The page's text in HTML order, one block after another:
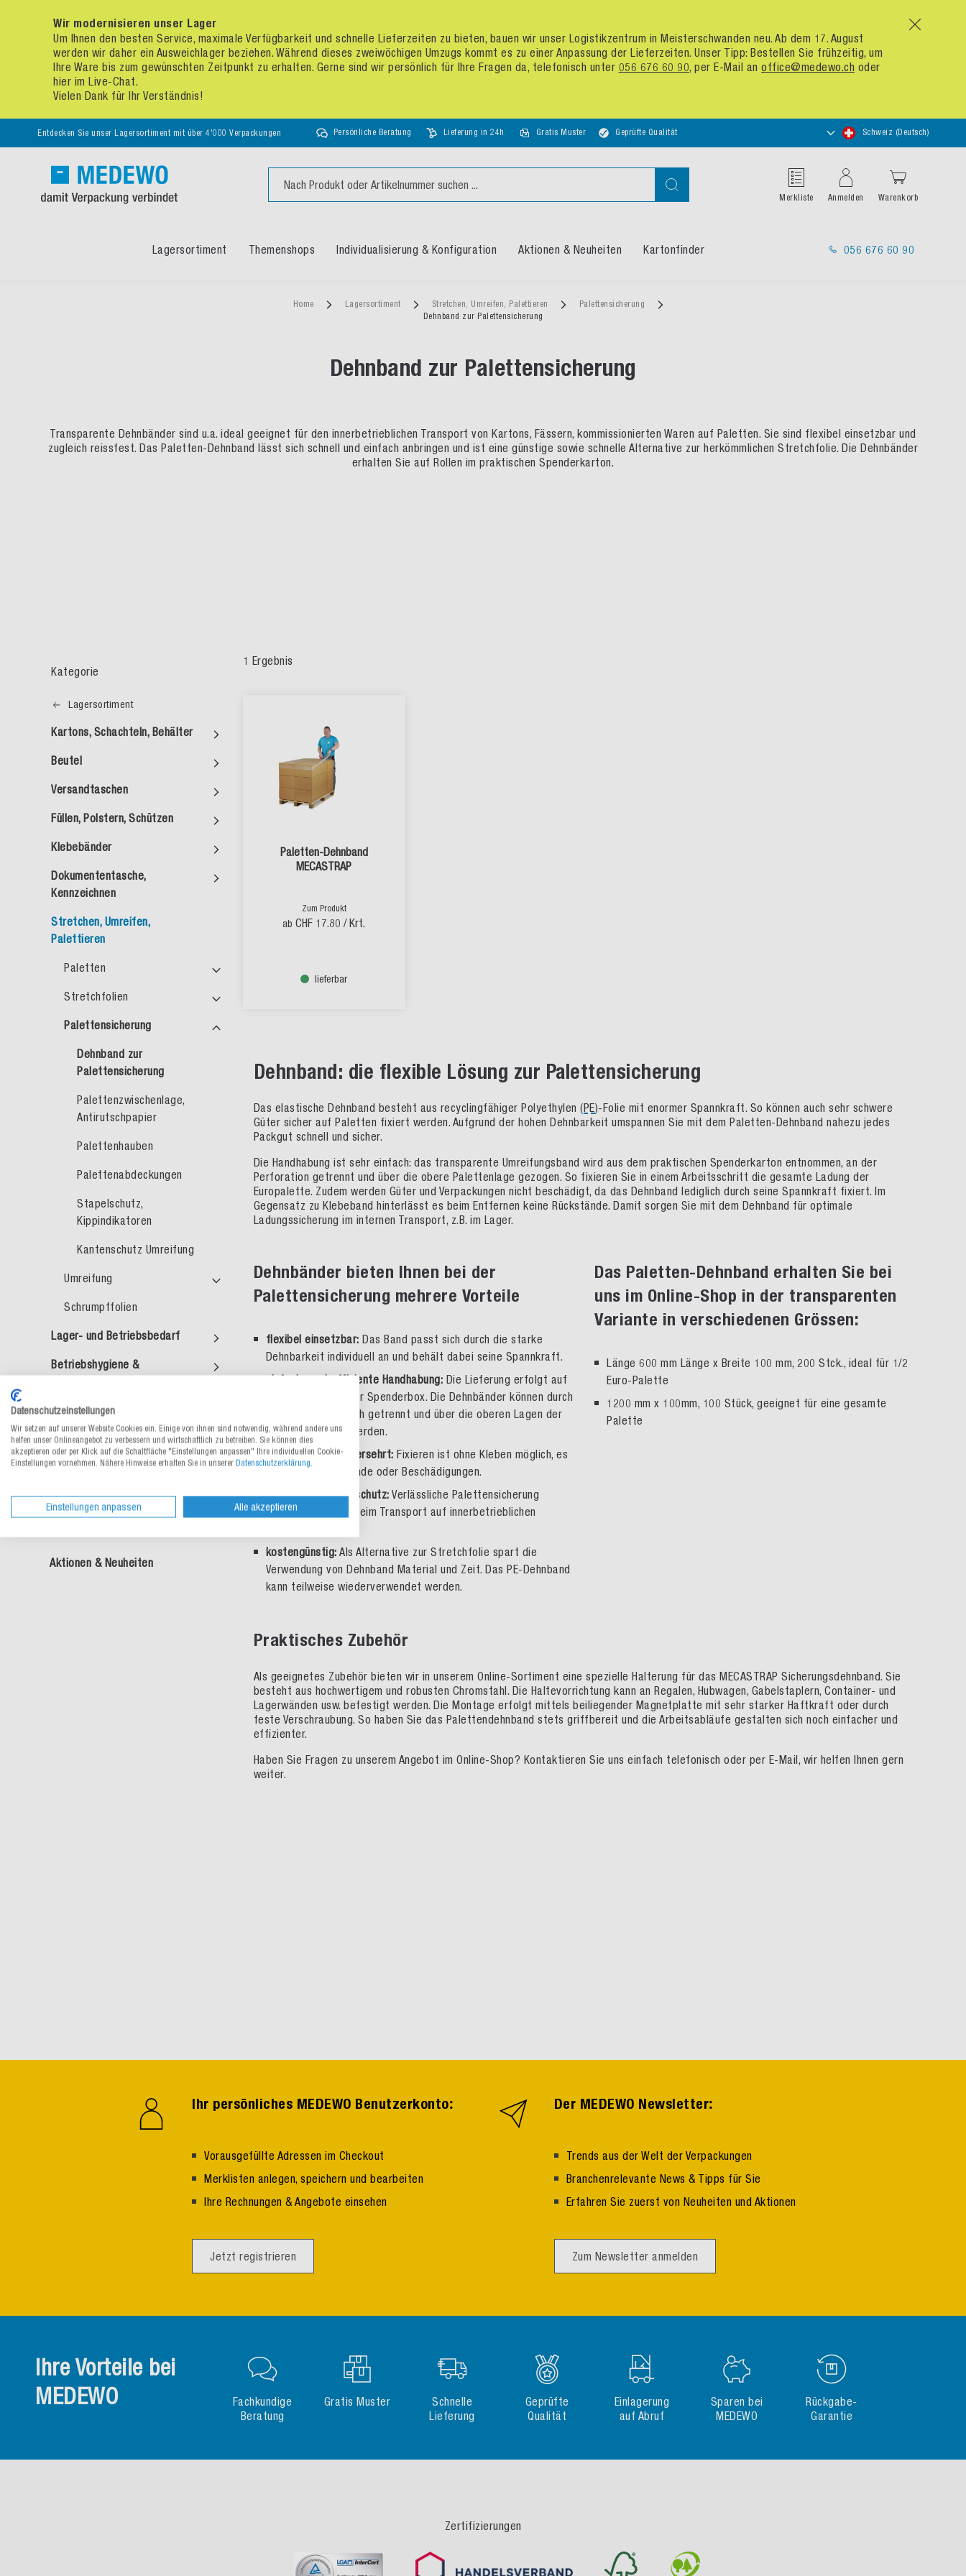
x
Wir modernisieren unser Lager
Um Ihnen den besten Service, maximale Verfügbarkeit und schnelle Lieferzeiten zu bieten, bauen wir unser Logistikzentrum in Meisterschwanden neu. Ab dem 17. August
werden wir daher ein Ausweichlager beziehen. Während dieses zweiwöchigen Umzugs kommt es zu einer Anpassung der Lieferzeiten. Unser Tipp: Bestellen Sie frühzeitig, um
Ihre Ware bis zum gewünschten Zeitpunkt zu erhalten. Gerne sind wir persönlich für Ihre Fragen da, telefonisch unter 056 676 60 90, per E-Mail an office@medewo.ch oder
hier im Live-Chat.
Vielen Dank für Ihr Verständnis!
Entdecken Sie unser Lagersortiment mit über 4'000 Verpackungen Persönliche Beratung Lieferung in 24h Gratis Muster Geprüfte Qualität
Store
auswählen
Schweiz (Deutsch)
Suche
Merkliste Anmelden Warenkorb
Lagersortiment Themenshops Individualisierung & Konfiguration Aktionen & Neuheiten Kartonfinder 056 676 60 90
Home Lagersortiment Stretchen, Umreifen, Palettieren
Palettensicherung
Dehnband zur Palettensicherung
Dehnband zur Palettensicherung
Transparente Dehnbänder sind u.a. ideal geeignet für den innerbetrieblichen Transport von Kartons, Fässern, kommissionierten Waren auf Paletten. Sie sind flexibel einsetzbar und
zugleich reissfest. Das Paletten-Dehnband lässt sich schnell und einfach anbringen und ist eine günstige sowie schnelle Alternative zur herkömmlichen Stretchfolie. Die Dehnbänder
erhalten Sie auf Rollen im praktischen Spenderkarton.
1 Ergebnis
Paletten-Dehnband
MECASTRAP
Zum Produkt
ab CHF 17.80 / Krt.
lieferbar
Dehnband: die flexible Lösung zur Palettensicherung
Das elastische Dehnband besteht aus recyclingfähiger Polyethylen (PE)-Folie mit enormer Spannkraft. So können auch sehr schwere
Güter sicher auf Paletten fixiert werden. Aufgrund der hohen Dehnbarkeit umspannen Sie mit dem Paletten-Dehnband nahezu jedes
Packgut schnell und sicher.
Die Handhabung ist sehr einfach: das transparente Umreifungsband wird aus dem praktischen Spenderkarton entnommen, an der
Perforation getrennt und über die obere Palettenlage gezogen. So fixieren Sie in einem Arbeitsschritt die gesamte Ladung der
Europalette. Zudem werden Güter und Verpackungen nicht beschädigt, da das Dehnband lediglich durch seine Spannkraft fixiert. Im
Gegensatz zu Klebeband hinterlässt es beim Entfernen keine Rückstände. Damit sorgen Sie mit dem Dehnband für optimale
Ladungssicherung im internen Transport, z.B. im Lager.
Dehnbänder bieten Ihnen bei der
Palettensicherung mehrere Vorteile
flexibel einsetzbar: Das Band passt sich durch die starke
Dehnbarkeit individuell an und behält dabei seine Spannkraft.
einfache und effiziente Handhabung: Die Lieferung erfolgt auf
Rollen in praktischer Spenderbox. Die Dehnbänder können durch
Perforierung einfach getrennt und über die oberen Lagen der
Palette gezogen werden.
Packgut bleibt unversehrt: Fixieren ist ohne Kleben möglich, es
gibt keine Rückstände oder Beschädigungen.
Unfall- und Arbeitsschutz: Verlässliche Palettensicherung
vermeidet Kippen beim Transport auf innerbetrieblichen
kostengünstig: Als Alternative zur Stretchfolie spart die
Verwendung von Dehnband Material und Zeit. Das PE-Dehnband
kann teilweise wiederverwendet werden.
Das Paletten-Dehnband erhalten Sie bei
uns im Online-Shop in der transparenten
Variante in verschiedenen Grössen:
Länge 600 mm Länge x Breite 100 mm, 200 Stck., ideal für 1/2
Euro-Palette
1200 mm x 100mm, 100 Stück, geeignet für eine gesamte
Palette
Praktisches Zubehör
Als geeignetes Zubehör bieten wir in unserem Online-Sortiment eine spezielle Halterung für das MECASTRAP Sicherungsdehnband. Sie
besteht aus hochwertigem und robusten Chromstahl. Die Haltevorrichtung kann an Regalen, Hubwagen, Gabelstaplern, Container- und
Lagerwänden usw. befestigt werden. Die Montage erfolgt mittels beiliegender Magnetplatte mit sehr starker Haftkraft oder durch
feste Verschraubung. So haben Sie das Palettendehnband stets griffbereit und die Arbeitsabläufe gestalten sich noch einfacher und
effizienter.
Haben Sie Fragen zu unserem Angebot im Online-Shop? Kontaktieren Sie uns einfach telefonisch oder per E-Mail, wir helfen Ihnen gern
weiter.
Kategorie
Lagersortiment
Kartons, Schachteln, Behälter
Beutel
Versandtaschen
Füllen, Polstern, Schützen
Klebebänder
Dokumententasche,
Kennzeichnen
Stretchen, Umreifen,
Palettieren
Paletten
Stretchfolien
Palettensicherung
Palettenzwischenlage,
Antirutschpapier
Palettenhauben
Palettenabdeckungen
Stapelschutz,
Kippindikatoren
Dehnband zur
Palettensicherung
Kantenschutz Umreifung
Umreifung
Schrumpffolien
Lager- und Betriebsbedarf
Betriebshygiene &
Geschenkverpackungen,
Tragetaschen
Lebensmittelverpackungen
Aktionen & Neuheiten
Ihr persönliches MEDEWO Benutzerkonto:
Vorausgefüllte Adressen im Checkout
Merklisten anlegen, speichern und bearbeiten
Ihre Rechnungen & Angebote einsehen
Jetzt registrieren
Der MEDEWO Newsletter:
Trends aus der Welt der Verpackungen
Branchenrelevante News & Tipps für Sie
Erfahren Sie zuerst von Neuheiten und Aktionen
Zum Newsletter anmelden
Ihre Vorteile bei
MEDEWO
Fachkundige
Beratung
Gratis Muster
Schnelle
Lieferung
Geprüfte
Qualität
Einlagerung
auf Abruf
Sparen bei
MEDEWO
Rückgabe-
Garantie
Zertifizierungen
Datenschutzeinstellungen
Wir setzen auf unserer Website Cookies ein. Einige von ihnen sind notwendig, während andere uns
helfen unser Onlineangebot zu verbessern und wirtschaftlich zu betreiben. Sie können dies
akzeptieren oder per Klick auf die Schaltfläche "Einstellungen anpassen" Ihre individuellen Cookie-
Einstellungen vornehmen. Nähere Hinweise erhalten Sie in unserer Datenschutzerklärung.
Einstellungen anpassen Alle akzeptieren